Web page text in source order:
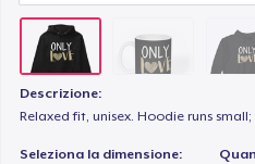
Descrizione:
Relaxed fit, unisex. Hoodie runs
Seleziona la dimensione: